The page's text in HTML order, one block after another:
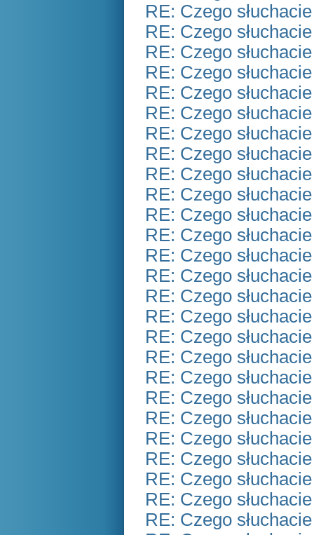
RE: Czego
RE: Czego
RE: Czego
RE: Czego
RE: Czego
RE: Czego
RE: Czego
RE: Czego
RE: Czego
RE: Czego
RE: Czego
RE: Czego
RE: Czego
RE: Czego
RE: Czego
RE: Czego
RE: Czego
RE: Czego
RE: Czego
RE: Czego
RE: Czego
RE: Czego
RE: Czego
RE: Czego
RE: Czego
RE: Czego